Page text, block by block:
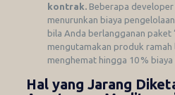
kontrak. Beberapa
menurunkan biaya
bila Anda berlangganan paket
mengutamakan produk
menghemat hingga 10 % biaya
Hal yang Jarang